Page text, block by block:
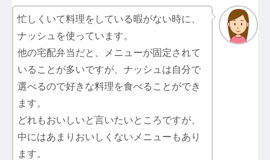
忙しくいて料理をしている暇がない時に、
ナッシュを使っています。
他の宅配弁当だと、メニューが固定されて
いることが多いですが、ナッシュは自分で
選べるので好きな料理を食べることができ
ます。
どれもおいしいと言いたいところですが、
中にはあまりおいしくないメニューもあり
ます。